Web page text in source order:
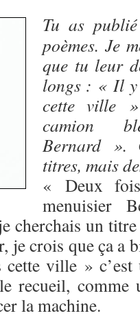
Tu as
poèmes. Je
que tu leur
longs : « Il y
cette ville
camion
Bernard ».
titres, mais
« Deux
menuisier
cherchais un
je crois que ça a
cette ville »
recueil,
la machine.